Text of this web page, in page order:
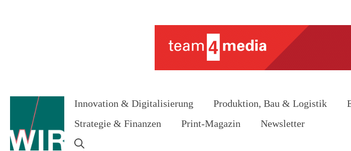
Innovation & Digitalisierung Produktion, Bau & Logistik
Strategie & Finanzen
Print-Magazin Newsletter